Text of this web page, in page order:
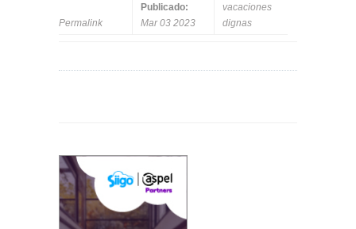
Permalink
Publicado:
Mar 03 2023
vacaciones
dignas